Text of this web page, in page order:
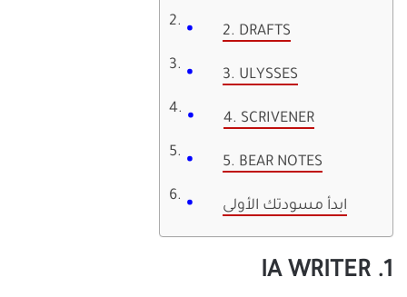
2. DRAFTS
3. ULYSSES
4. SCRIVENER
5. BEAR NOTES
ابدأ مسودتك الأولى
1. IA WRITER